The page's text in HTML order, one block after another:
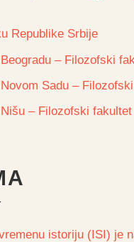
Republike Srbije
– Filozofski
Sadu –
– Filozofski fakultet
istoriju (ISI) je